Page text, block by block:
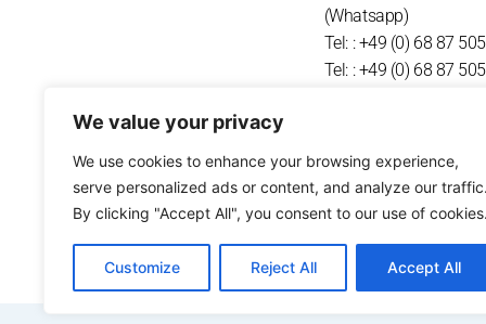
We value your privacy
We use cookies to enhance your browsing experience,
serve personalized ads or content, and analyze our
By clicking "Accept All", you consent to our use of
Customize Reject All Accept All
(Whatsapp)
Tel: : +49 (0) 68 87
Tel: : +49 (0) 68 87